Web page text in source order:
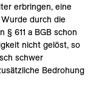
erbringen, eine
durch die
§ 611 a BGB schon
nicht gelöst, so
schwer
Bedrohung